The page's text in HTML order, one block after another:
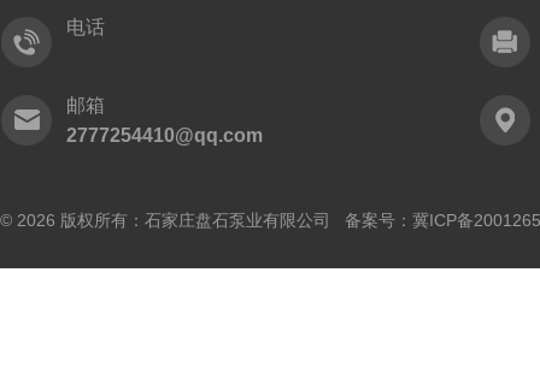
电话
邮箱
2777254410@qq.com
© 2026 版权所有：石家庄盘石泵业有限公司 备案号： 冀ICP备